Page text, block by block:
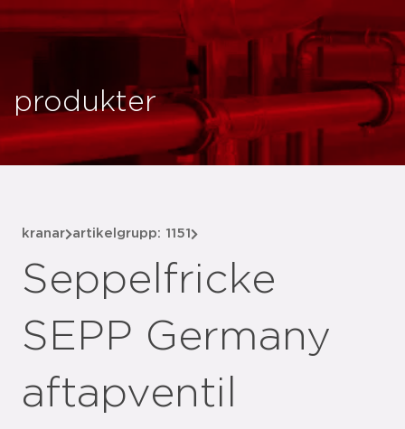
produkter
kranar artikelgrupp: 1151
Seppelfricke
SEPP Germany
aftapventil